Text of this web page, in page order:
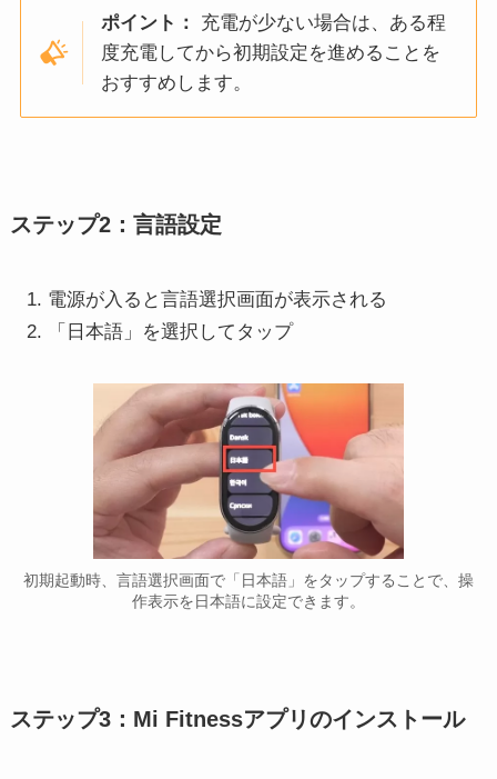
ポイント：
充電が少ない場合は、ある程
度充電してから初期設定を進めることを
おすすめします。
ステップ2：言語設定
電源が入ると言語選択画面が表示される
「日本語」を選択してタップ
初期起動時、言語選択画面で「日本語」をタップすることで、操
作表示を日本語に設定できます。
ステップ3：Mi Fitnessアプリのインストール